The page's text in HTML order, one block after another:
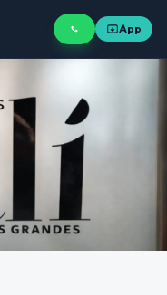
App